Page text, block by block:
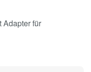
Adapter für